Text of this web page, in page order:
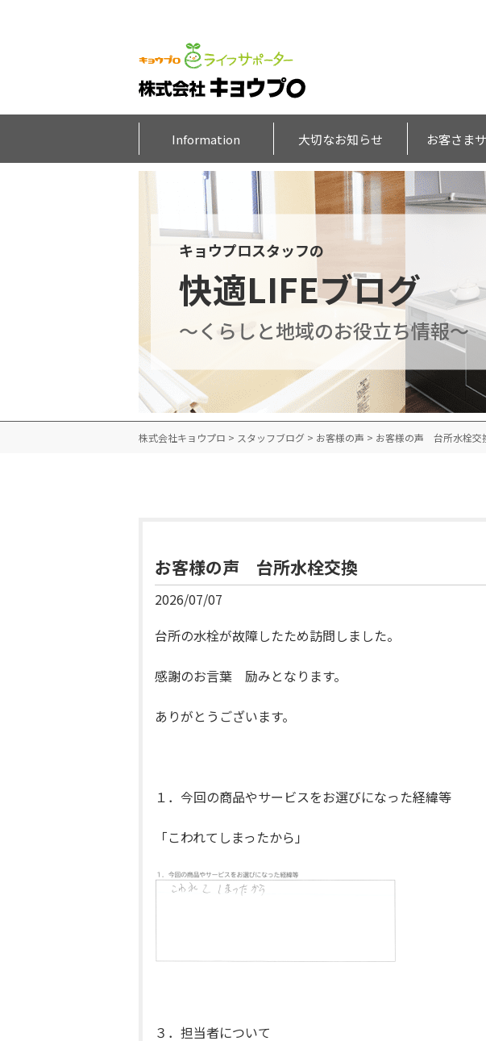
Information 大切なお知らせ お客さま
キョウプロスタッフの
快適LIFEブログ
～くらしと地域のお役立ち情報～
株式会社キョウプロ > スタッフブログ > お客様の声 > お客様の声 台所水栓交
お客様の声 台所水栓交換
2026/07/07
台所の水栓が故障したため訪問しました。
感謝のお言葉 励みとなります。
ありがとうございます。
１．今回の商品やサービスをお選びになった経緯等
「こわれてしまったから」
３．担当者について